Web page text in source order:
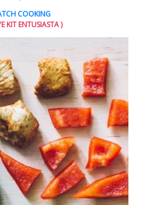
COOKING
KIT ENTUSIASTA )